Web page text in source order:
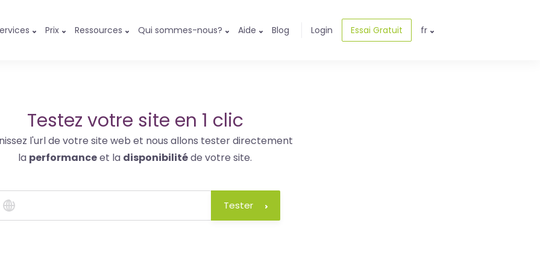
Prix Ressources Qui sommes-nous? Aide Blog Login Essai Gratuit fr
Testez votre site en 1 clic
l'url de votre site web et nous allons tester directement
la performanceet la disponibilitéde votre site.
Tester